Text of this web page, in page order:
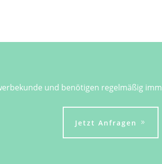
und benötigen regelmäßig
Jetzt Anfragen